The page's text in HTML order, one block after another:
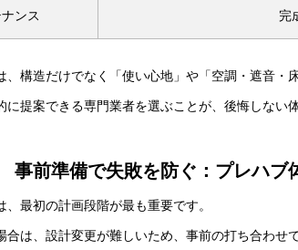
ンス 完
、構造だけでなく「使い心地」や「空調・遮音・
に提案できる専門業者を選ぶことが、後悔しない
事前準備で失敗を防ぐ：プレハブ
、最初の計画段階が最も重要です。
合は、設計変更が難しいため、事前の打ち合わせ